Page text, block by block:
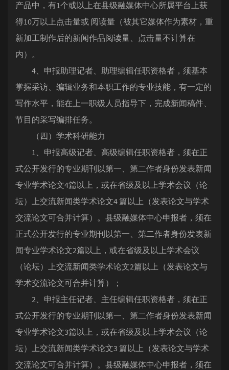
产品中，有1个或以上在县级融媒体中心所属平台上获
得10万以上点击量或 阅读量（被其它媒体作为素材，重
新加工制作后的新闻作品阅读量、点击量不计算在
内）。
4、申报助理记者、助理编辑任职资格者，须基本
掌握采访、编辑业务和本职工作的专业技能，有一定的
写作水平，能在上一职级人员指导下，完成新闻稿件、
节目的采写编排任务。
（四）学术科研能力
1、申报高级记者、高级编辑任职资格者，须在正
式公开发行的专业期刊以第一、第二作者身份发表新闻
专业学术论文4篇以上，或在省级及以上学术会议（论
坛）上交流新闻类学术论文4 篇以上（发表论文与学术
交流论文可合并计算）。县级融媒体中心申报者，须在
正式公开发行的专业期刊以第一、第二作者身份发表新
闻专业学术论文2篇以上，或在省级及以上学术会议
（论坛）上交流新闻类学术论文2篇以上（发表论文与
学术交流论文可合并计算）；
2、申报主任记者、主任编辑任职资格者，须在正
式公开发行的专业期刊以第一、第二作者身份发表新闻
专业学术论文3篇以上，或在省级及以上学术会议（论
坛）上交流新闻类学术论文3 篇以上（发表论文与学术
交流论文可合并计算）。县级融媒体中心申报者，须在